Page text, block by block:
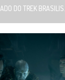
DO TREK BRASILIS...